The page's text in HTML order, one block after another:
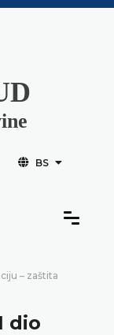
BS
– zaštita
dio